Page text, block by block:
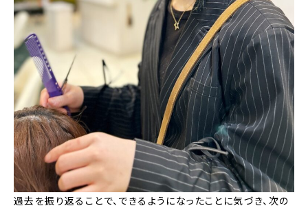
過去を振り返ることで、できるようになったことに気づき、次の